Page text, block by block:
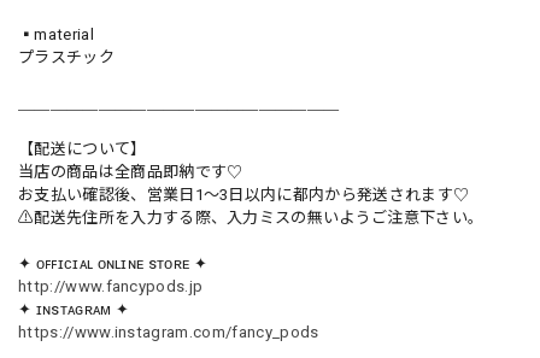
▪️material
プラスチック
【配送について】
当店の商品は全商品即納です♡︎
お支払い確認後、営業日1〜3日以内に都内から発送されます♡
⚠︎配送先住所を入力する際、入力ミスの無いようご注意下さい。
✦ ᴏꜰꜰɪᴄɪᴀʟ ᴏɴʟɪɴᴇ sᴛᴏʀᴇ ✦
http://www.fancypods.jp
✦ ɪɴsᴛᴀɢʀᴀᴍ ✦
https://www.instagram.com/fancy_pods